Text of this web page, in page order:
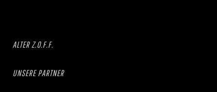
ALTER Z.O.F.F.
UNSERE PARTNER